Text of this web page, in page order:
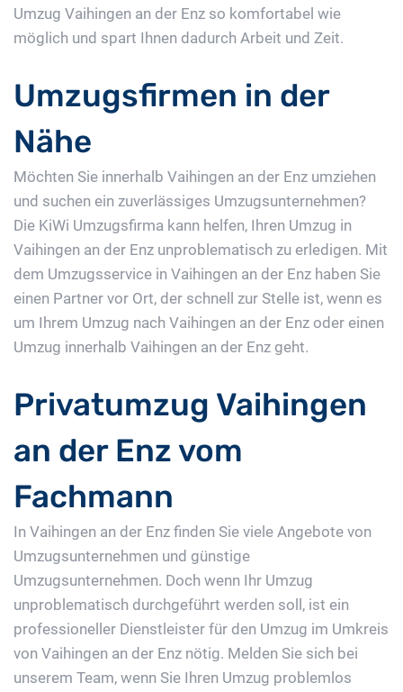
Umzug Vaihingen an der Enz so komfortabel wie
möglich und spart Ihnen dadurch Arbeit und Zeit.
Umzugsfirmen in der
Nähe
Möchten Sie innerhalb Vaihingen an der Enz umziehen
und suchen ein zuverlässiges Umzugsunternehmen?
Die KiWi Umzugsfirma kann helfen, Ihren Umzug in
Vaihingen an der Enz unproblematisch zu erledigen. Mit
dem Umzugsservice in Vaihingen an der Enz haben Sie
einen Partner vor Ort, der schnell zur Stelle ist, wenn es
um Ihrem Umzug nach Vaihingen an der Enz oder einen
Umzug innerhalb Vaihingen an der Enz geht.
Privatumzug Vaihingen
an der Enz vom
Fachmann
In Vaihingen an der Enz finden Sie viele Angebote von
Umzugsunternehmen und günstige
Umzugsunternehmen. Doch wenn Ihr Umzug
unproblematisch durchgeführt werden soll, ist ein
professioneller Dienstleister für den Umzug im Umkreis
von Vaihingen an der Enz nötig. Melden Sie sich bei
unserem Team, wenn Sie Ihren Umzug problemlos